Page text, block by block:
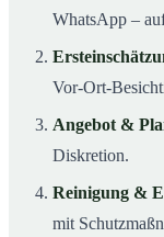
WhatsApp –
Vor-Ort-
Angebot &
Diskretion.
Reinigung &
mit